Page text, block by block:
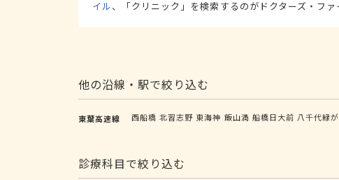
イル、「クリニック」を検索するのがドクターズ・ファ
他の沿線・駅で絞り込む
東葉高速線 西船橋 北習志野 東海神 飯山満 船橋日大前 八千代緑
診療科目で絞り込む